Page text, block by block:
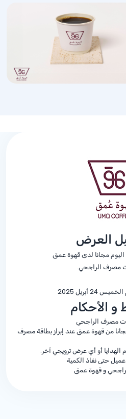
العرض
مجانا لدى قهوة عمق
مصرف الراجحي.
أبريل 2025
و الأحكام
مصرف الراجحي
من قهوة عمق عند إبراز بطاقة مصرف
أو أي عرض ترويجي آخر.
حتى نفاذ الكمية
و قهوة عمق